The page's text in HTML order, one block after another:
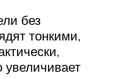
без
тонкими,